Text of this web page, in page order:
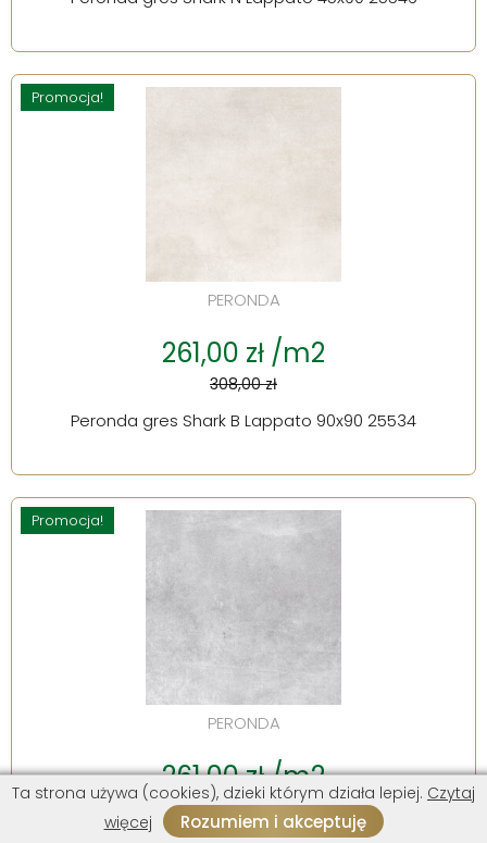
Promocja!
PERONDA
261,00 zł /m2
308,00 zł
Peronda gres Shark B Lappato 90x90 25534
Promocja!
PERONDA
261,00 zł /m2
308,00 zł
Ta strona używa (cookies), dzieki którym działa lepiej. Czytaj
więcej
Rozumiem i akceptuję